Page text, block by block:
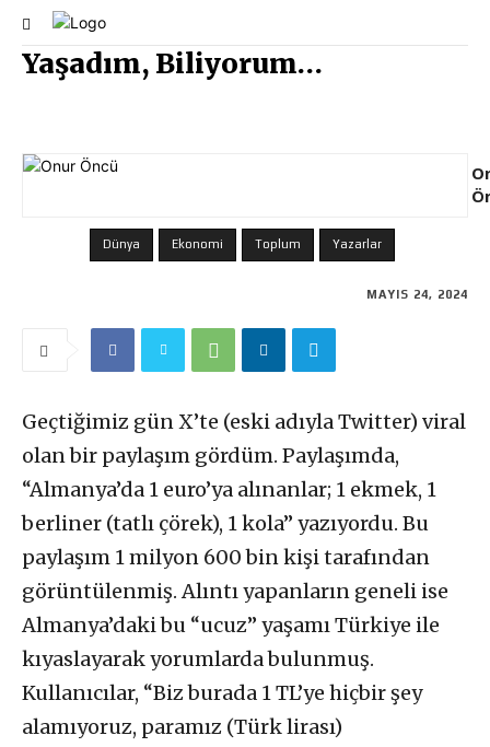
Yaşadım, Biliyorum…
Dünya Ekonomi Toplum Yazarlar
MAYIS 24, 2024
Geçtiğimiz gün X’te (eski adıyla Twitter) viral
olan bir paylaşım gördüm. Paylaşımda,
“Almanya’da 1 euro’ya alınanlar; 1 ekmek, 1
berliner (tatlı çörek), 1 kola” yazıyordu. Bu
paylaşım 1 milyon 600 bin kişi tarafından
görüntülenmiş. Alıntı yapanların geneli ise
Almanya’daki bu “ucuz” yaşamı Türkiye ile
kıyaslayarak yorumlarda bulunmuş.
Kullanıcılar, “Biz burada 1 TL’ye hiçbir şey
alamıyoruz, paramız (Türk lirası)